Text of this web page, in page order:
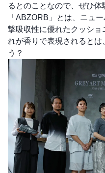
るとのことなので、ぜひ体
「ABZORB」とは、ニュ
撃吸収性に優れたクッシ
れが香りで表現されるとは
う？